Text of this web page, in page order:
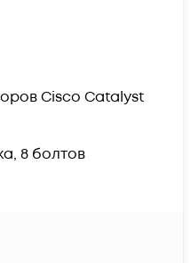
Cisco Catalyst
8 болтов